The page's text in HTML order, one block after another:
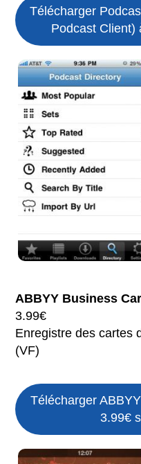
Télécharger
Podcast Client)
ABBYY Business
3.99€
Enregistre des cartes
(VF)
Télécharger
3.99€